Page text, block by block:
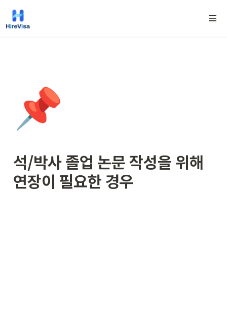
📌
석/박사 졸업 논문 작성을 위해
연장이 필요한 경우